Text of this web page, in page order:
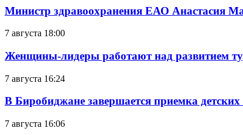
Министр здравоохранения ЕАО Анастасия
7 августа 18:00
Женщины-лидеры работают над развитием
7 августа 16:24
В Биробиджане завершается приемка
7 августа 16:06